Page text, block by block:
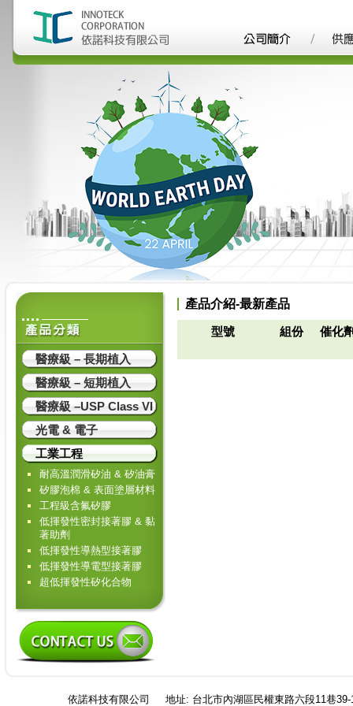
醫療級 – 長期植入
醫療級 – 短期植入
醫療級 –USP Class VI
光電 & 電子
工業工程
耐高溫潤滑矽油 & 矽油膏
矽膠泡棉 & 表面塗層材料
工程級含氟矽膠
低揮發性密封接著膠 & 黏
著助劑
低揮發性導熱型接著膠
低揮發性導電型接著膠
超低揮發性矽化合物
產品介紹-最新產品
型號 組份 催化
依諾科技有限公司 地址: 台北市內湖區民權東路六段11巷